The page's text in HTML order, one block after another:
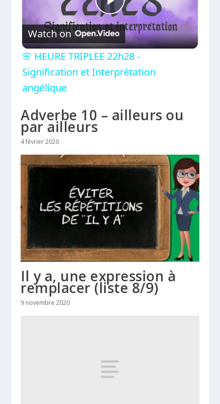
Play
Video
Watch on
🌸 HEURE TRIPLEE 22h28 -
Signification et Interprétation
angélique
Adverbe 10 – ailleurs ou
par ailleurs
4 février 2020
Il y a, une expression à
remplacer (liste 8/9)
9 novembre 2020